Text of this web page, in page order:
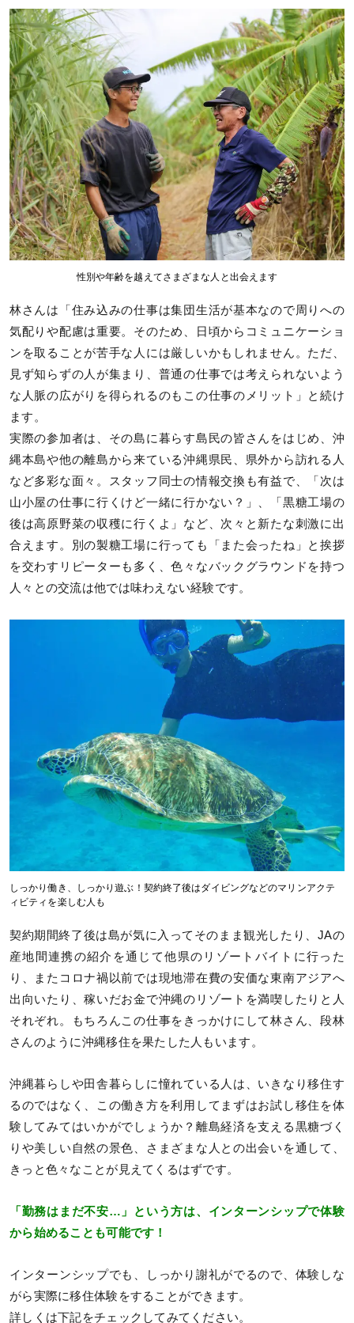
性別や年齢を越えてさまざまな人と出会えます
林さんは「住み込みの仕事は集団生活が基本なので周りへの
気配りや配慮は重要。そのため、日頃からコミュニケーショ
ンを取ることが苦手な人には厳しいかもしれません。ただ、
見ず知らずの人が集まり、普通の仕事では考えられないよう
な人脈の広がりを得られるのもこの仕事のメリット」と続け
ます。
実際の参加者は、その島に暮らす島民の皆さんをはじめ、沖
縄本島や他の離島から来ている沖縄県民、県外から訪れる人
など多彩な面々。スタッフ同士の情報交換も有益で、「次は
山小屋の仕事に行くけど一緒に行かない？」、「黒糖工場の
後は高原野菜の収穫に行くよ」など、次々と新たな刺激に出
合えます。別の製糖工場に行っても「また会ったね」と挨拶
を交わすリピーターも多く、色々なバックグラウンドを持つ
人々との交流は他では味わえない経験です。
しっかり働き、しっかり遊ぶ！契約終了後はダイビングなどのマリンアクテ
ィビティを楽しむ人も
契約期間終了後は島が気に入ってそのまま観光したり、JAの
産地間連携の紹介を通じて他県のリゾートバイトに行った
り、またコロナ禍以前では現地滞在費の安価な東南アジアへ
出向いたり、稼いだお金で沖縄のリゾートを満喫したりと人
それぞれ。もちろんこの仕事をきっかけにして林さん、段林
さんのように沖縄移住を果たした人もいます。
沖縄暮らしや田舎暮らしに憧れている人は、いきなり移住す
るのではなく、この働き方を利用してまずはお試し移住を体
験してみてはいかがでしょうか？離島経済を支える黒糖づく
りや美しい自然の景色、さまざまな人との出会いを通して、
きっと色々なことが見えてくるはずです。
「勤務はまだ不安…」という方は、インターンシップで体験
から始めることも可能です！
インターンシップでも、しっかり謝礼がでるので、体験しな
がら実際に移住体験をすることができます。
詳しくは下記をチェックしてみてください。